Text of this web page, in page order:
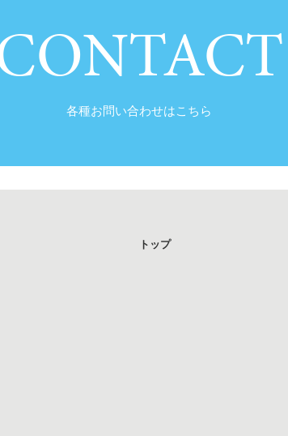
各種お問い合わせはこちら
トップ